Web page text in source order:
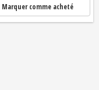
Marquer comme acheté